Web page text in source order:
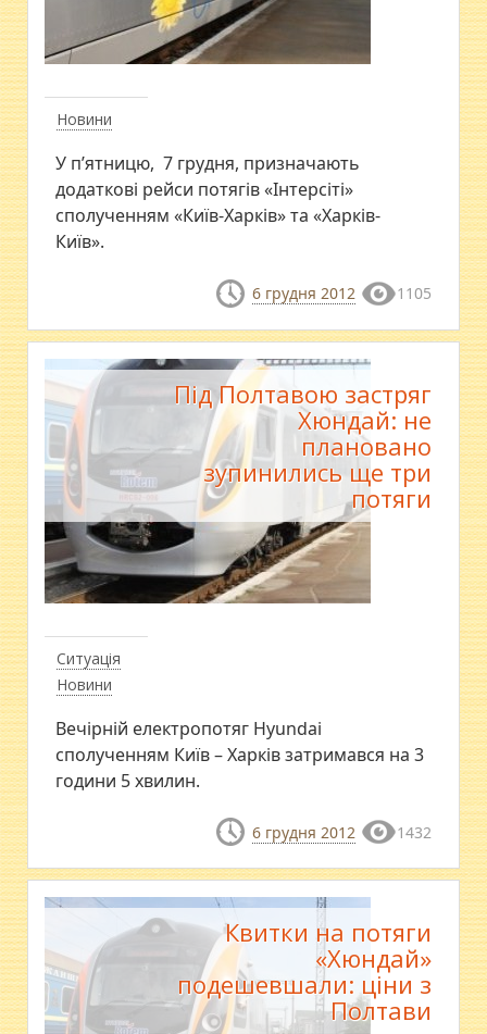
Новини
У п’ятницю, 7 грудня, призначають
додаткові рейси потягів «Інтерсіті»
сполученням «Київ-Харків» та «Харків-
Київ».
6 грудня 2012 1105
Ситуація
Новини
Під Полтавою застряг
Хюндай: не
плановано
зупинились ще три
потяги
Вечірній електропотяг Hyundai
сполученням Київ – Харків затримався на 3
години 5 хвилин.
6 грудня 2012 1432
Квитки на потяги
«Хюндай»
подешевшали: ціни з
Полтави